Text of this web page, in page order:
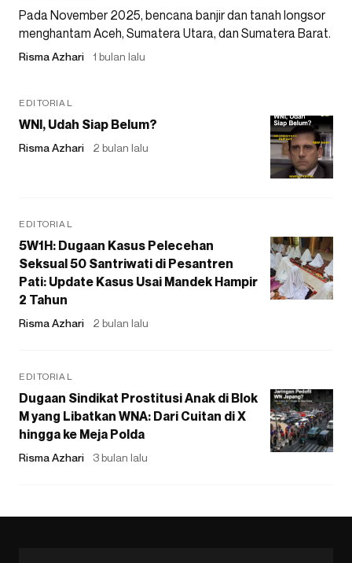
Pada November 2025, bencana banjir dan tanah longsor
menghantam Aceh, Sumatera Utara, dan Sumatera Barat.
Risma Azhari 1 bulan lalu
EDITORIAL
WNI, Udah Siap Belum?
Risma Azhari 2 bulan lalu
EDITORIAL
5W1H: Dugaan Kasus Pelecehan
Seksual 50 Santriwati di Pesantren
Pati: Update Kasus Usai Mandek Hampir
2 Tahun
Risma Azhari 2 bulan lalu
EDITORIAL
Dugaan Sindikat Prostitusi Anak di Blok
M yang Libatkan WNA: Dari Cuitan di X
hingga ke Meja Polda
Risma Azhari 3 bulan lalu